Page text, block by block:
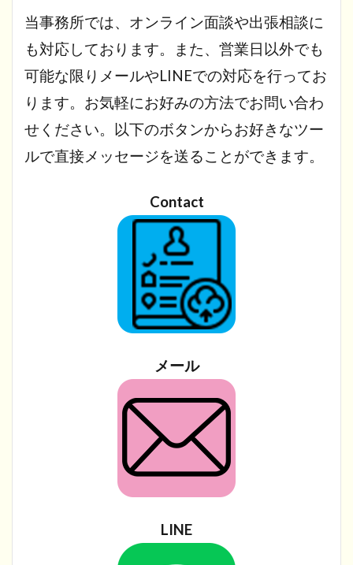
当事務所では、オンライン面談や出張相談に
も対応しております。また、営業日以外でも
可能な限りメールやLINEでの対応を行ってお
ります。お気軽にお好みの方法でお問い合わ
せください。以下のボタンからお好きなツー
ルで直接メッセージを送ることができます。
Contact
メール
LINE